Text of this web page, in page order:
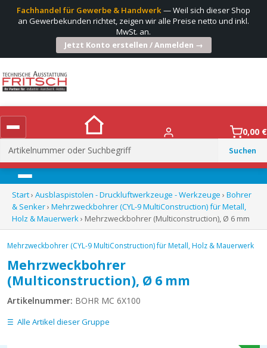
Fachhandel für Gewerbe & Handwerk— Weil sich dieser Shop
an Gewerbekunden richtet, zeigen wir alle Preise netto und inkl.
MwSt. an.
Jetzt Konto erstellen / Anmelden →
Suchen
nach:
0,00 €
Menü
Start› Ausblaspistolen - Druckluftwerkzeuge - Werkzeuge › Bohrer
& Senker› Mehrzweckbohrer (CYL-9 MultiConstruction) für Metall,
Holz & Mauerwerk› Mehrzweckbohrer (Multiconstruction), Ø 6 mm
Mehrzweckbohrer (CYL-9 MultiConstruction) für Metall, Holz & Mauerwerk
Mehrzweckbohrer
(Multiconstruction), Ø 6 mm
Artikelnummer: BOHR MC 6X100
Alle Artikel dieser Gruppe